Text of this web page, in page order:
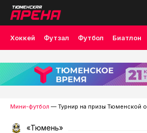
Хоккей Футзал Футбол Биатлон
Лыжные гонки Волейбол Плавание
Скалолазание Велоспорт Бокс
Мини-футбол — Турнир на призы Тюменской
«Тюмень»